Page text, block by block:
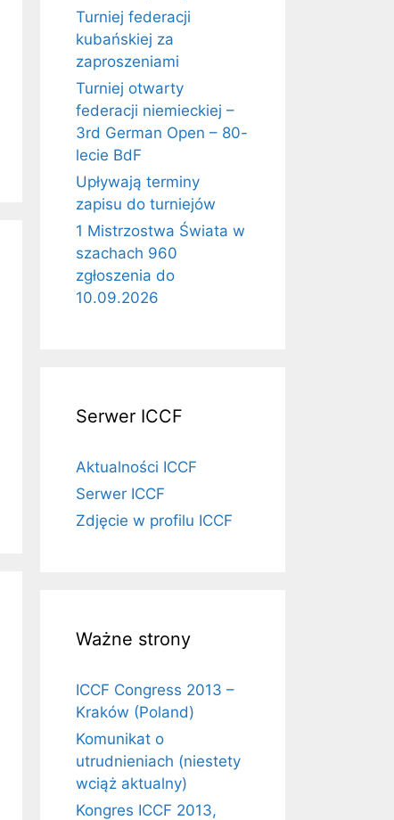
Turniej federacji
kubańskiej za
zaproszeniami
Turniej otwarty
federacji niemieckiej –
3rd German Open – 80-
lecie BdF
Upływają terminy
zapisu do turniejów
1 Mistrzostwa Świata w
szachach 960
zgłoszenia do
10.09.2026
Serwer ICCF
Aktualności ICCF
Serwer ICCF
Zdjęcie w profilu ICCF
Ważne strony
ICCF Congress 2013 –
Kraków (Poland)
Komunikat o
utrudnieniach (niestety
wciąż aktualny)
Kongres ICCF 2013,